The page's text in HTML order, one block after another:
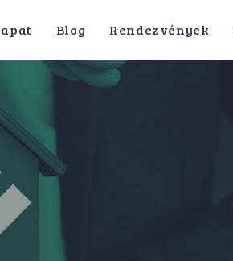
Blog Rendezvények